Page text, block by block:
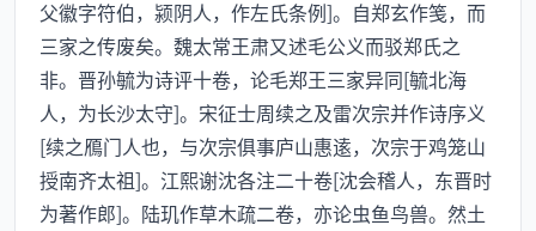
父徽字符伯，颍阴人，作左氏条例]。自郑玄作笺，而
三家之传废矣。魏太常王肃又述毛公义而驳郑氏之
非。晋孙毓为诗评十卷，论毛郑王三家异同[毓北海
人，为长沙太守]。宋征士周续之及雷次宗并作诗序义
[续之鴈门人也，与次宗俱事庐山惠逺，次宗于鸡笼山
授南齐太祖]。江熙谢沈各注二十卷[沈会稽人，东晋时
为著作郎]。陆玑作草木疏二卷，亦论虫鱼鸟兽。然土